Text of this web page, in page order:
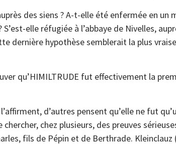
des siens ? A-t-elle été enfermée en
S’est-elle réfugiée à l’abbaye de Nivelles,
dernière hypothèse semblerait la plus
qu’HIMILTRUDE fut effectivement la
d’autres pensent qu’elle ne fut
chez plusieurs, des preuves
fils de Pépin et de Berthrade.